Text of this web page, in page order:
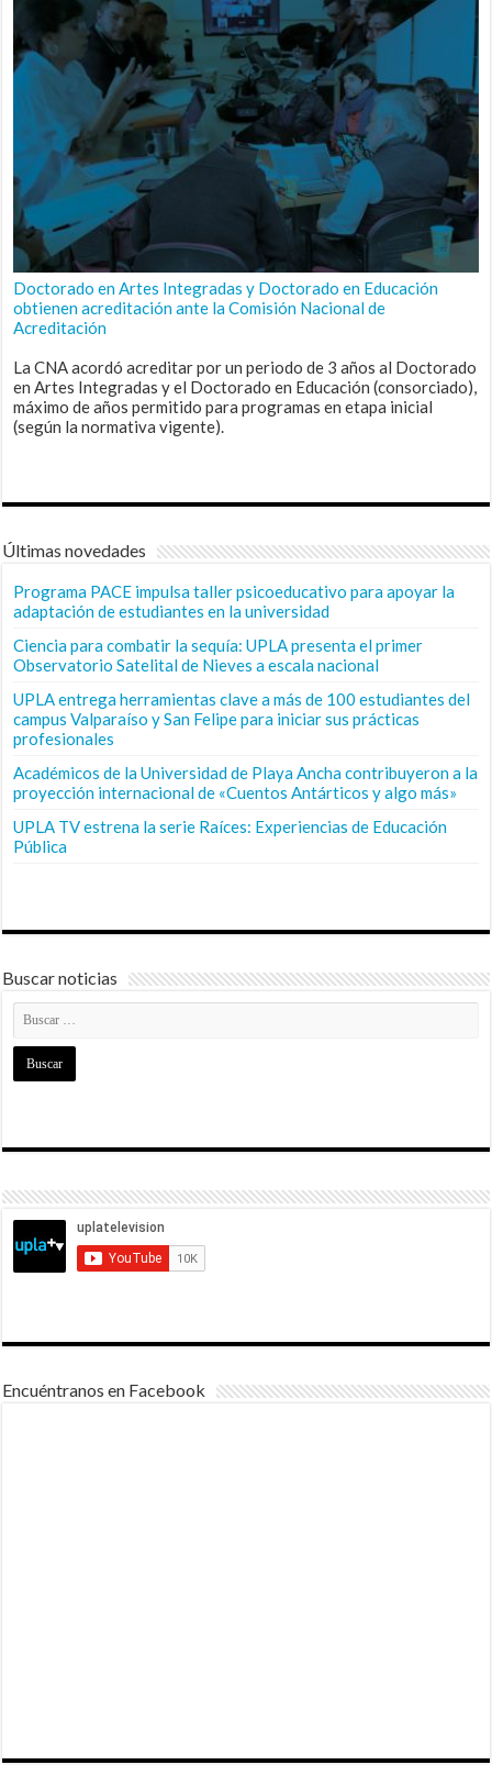
Doctorado en Artes Integradas y Doctorado en Educación
obtienen acreditación ante la Comisión Nacional de
Acreditación
La CNA acordó acreditar por un periodo de 3 años al Doctorado
en Artes Integradas y el Doctorado en Educación (consorciado),
máximo de años permitido para programas en etapa inicial
(según la normativa vigente).
Últimas novedades
Programa PACE impulsa taller psicoeducativo para apoyar la
adaptación de estudiantes en la universidad
Ciencia para combatir la sequía: UPLA presenta el primer
Observatorio Satelital de Nieves a escala nacional
UPLA entrega herramientas clave a más de 100 estudiantes del
campus Valparaíso y San Felipe para iniciar sus prácticas
profesionales
Académicos de la Universidad de Playa Ancha contribuyeron a la
proyección internacional de «Cuentos Antárticos y algo más»
UPLA TV estrena la serie Raíces: Experiencias de Educación
Pública
Buscar noticias
Encuéntranos en Facebook